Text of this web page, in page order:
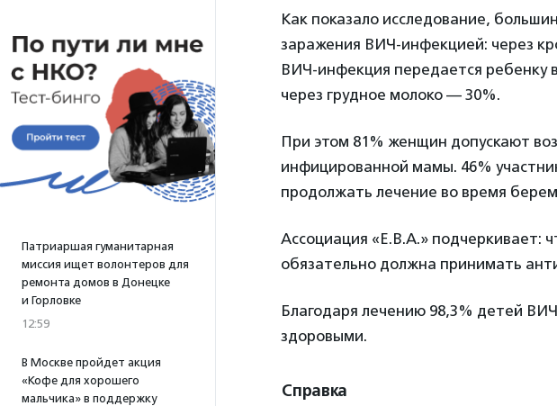
Патриаршая гуманитарная
миссия ищет волонтеров для
ремонта домов в Донецке
и Горловке
12:59
В Москве пройдет акция
«Кофе для хорошего
мальчика» в поддержку
Как показало исследование,
заражения ВИЧ-инфекцией: через
ВИЧ-инфекция передается
через грудное молоко — 30%.
При этом 81% женщин допускают
инфицированной мамы. 46%
продолжать лечение во время
Ассоциация «Е.В.А.» подчеркивает:
обязательно должна принимать
Благодаря лечению 98,3% детей
здоровыми.
Справка